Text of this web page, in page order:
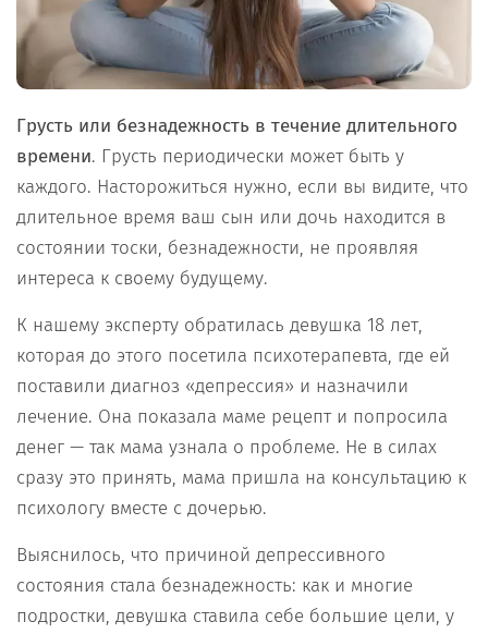
Грусть или безнадежность в течение длительного
времени. Грусть периодически может быть у
каждого. Насторожиться нужно, если вы видите, что
длительное время ваш сын или дочь находится в
состоянии тоски, безнадежности, не проявляя
интереса к своему будущему.
К нашему эксперту обратилась девушка 18 лет,
которая до этого посетила психотерапевта, где ей
поставили диагноз «депрессия» и назначили
лечение. Она показала маме рецепт и попросила
денег — так мама узнала о проблеме. Не в силах
сразу это принять, мама пришла на консультацию к
психологу вместе с дочерью.
Выяснилось, что причиной депрессивного
состояния стала безнадежность: как и многие
подростки, девушка ставила себе большие цели, у